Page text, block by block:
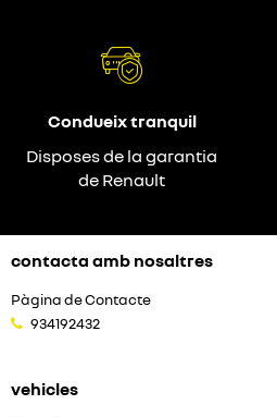
Condueix tranquil
Disposes de la garantia
de Renault
contacta amb nosaltres
Pàgina de Contacte
934192432
vehicles